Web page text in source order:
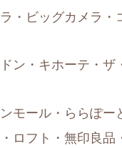
・ビッグカメラ
ン・キホーテ・
モール・ららぽー
ロフト・無印良品